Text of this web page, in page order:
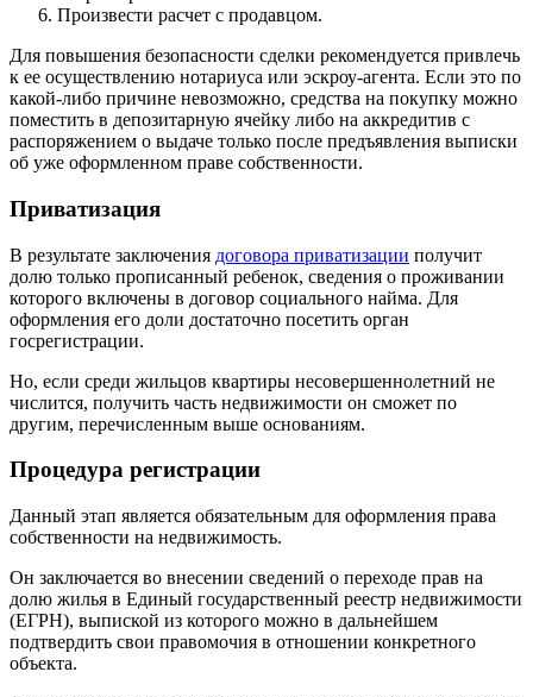
Произвести расчет с продавцом.
Для повышения безопасности сделки рекомендуется привлечь
к ее осуществлению нотариуса или эскроу-агента. Если это по
какой-либо причине невозможно, средства на покупку можно
поместить в депозитарную ячейку либо на аккредитив с
распоряжением о выдаче только после предъявления выписки
об уже оформленном праве собственности.
Приватизация
В результате заключения договора приватизации получит
долю только прописанный ребенок, сведения о проживании
которого включены в договор социального найма. Для
оформления его доли достаточно посетить орган
госрегистрации.
Но, если среди жильцов квартиры несовершеннолетний не
числится, получить часть недвижимости он сможет по
другим, перечисленным выше основаниям.
Процедура регистрации
Данный этап является обязательным для оформления права
собственности на недвижимость.
Он заключается во внесении сведений о переходе прав на
долю жилья в Единый государственный реестр недвижимости
(ЕГРН), выпиской из которого можно в дальнейшем
подтвердить свои правомочия в отношении конкретного
объекта.